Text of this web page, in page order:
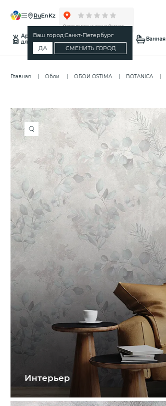
Ваш город:Санкт-Петербург
ДА
СМЕНИТЬ ГОРОД
ru en kz
Ароматы
для дома
Спальня Ванная
Главная Обои ОБОИ OSTIMA BOTANICA
Интерьер